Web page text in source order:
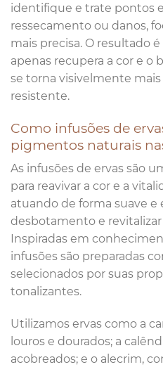
identifique e trate pontos
ressecamento ou danos,
mais precisa. O resultado
apenas recupera a cor e o
se torna visivelmente mais
resistente.
Como infusões de
pigmentos naturais
As infusões de ervas são
para reavivar a cor e a
atuando de forma suave e
desbotamento e revitalizar
Inspiradas em
infusões são preparadas
selecionados por suas
tonalizantes.
Utilizamos ervas como a
louros e dourados; a
acobreados; e o alecrim,